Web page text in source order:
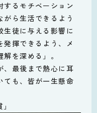
するモチベーション
ら生活できるよう
生徒に与える影響に
揮できるよう、メ
を深める」。
、最後まで熱心に耳
ても、皆が一生懸命